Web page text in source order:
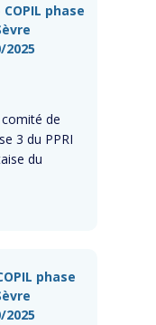
phase
de
3 du PPRI
du
phase